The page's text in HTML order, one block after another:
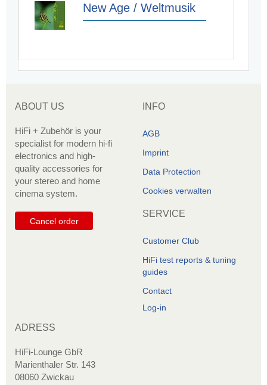
New Age / Weltmusik
ABOUT US
HiFi + Zubehör is your
specialist for modern hi-fi
electronics and high-
quality accessories for
your stereo and home
cinema system.
Cancel order
INFO
AGB
Imprint
Data Protection
Cookies verwalten
SERVICE
Customer Club
HiFi test reports & tuning
guides
Contact
Log-in
ADRESS
HiFi-Lounge GbR
Marienthaler Str. 143
08060 Zwickau